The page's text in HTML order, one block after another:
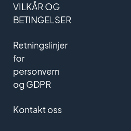
VILKÅR OG
BETINGELSER
Retningslinjer
for
personvern
og GDPR
Kontakt oss